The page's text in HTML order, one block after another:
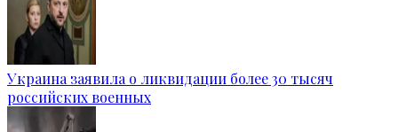
Украина заявила о ликвидации более 30 тысяч
российских военных